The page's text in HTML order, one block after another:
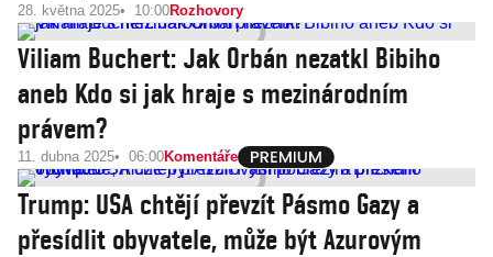
28. května 2025 10:00Rozhovory
Viliam Buchert: Jak Orbán nezatkl Bibiho
aneb Kdo si jak hraje s mezinárodním
právem?
11. dubna 2025 06:00Komentáře
Trump: USA chtějí převzít Pásmo Gazy a
přesídlit obyvatele, může být Azurovým